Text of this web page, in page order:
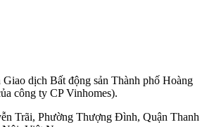
dịch Bất động sản Thành phố Hoàng
công ty CP Vinhomes).
Trãi, Phường Thượng Đình, Quận Thanh